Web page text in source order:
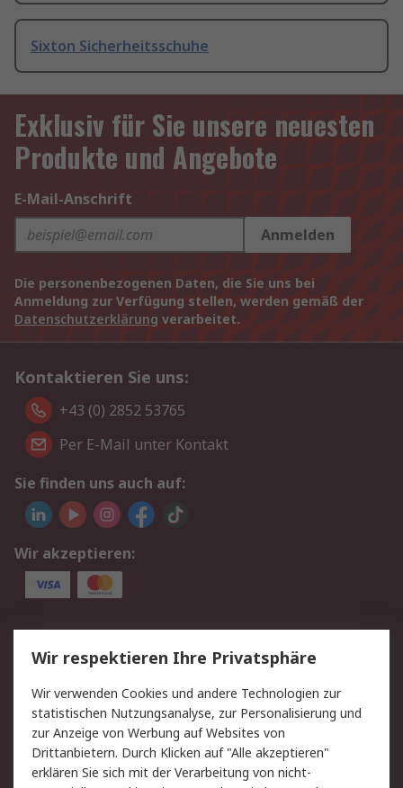
Sixton Sicherheitsschuhe
Exklusiv für Sie unsere neuesten
Produkte und Angebote
E-Mail-Anschrift
Anmelden
Die personenbezogenen Daten, die Sie uns bei
Anmeldung zur Verfügung stellen, werden gemäß der
Datenschutzerklärung verarbeitet.
Kontaktieren Sie uns:
+43 (0) 2852 53765
Per E-Mail unter Kontakt
Sie finden uns auch auf:
Wir akzeptieren:
Service
Value Added Services
Lieferlösungen
Rücksendung/Entsorgung Kontakt
Hilfe
Rechtliches
Wir respektieren Ihre Privatsphäre
Wir verwenden Cookies und andere Technologien zur
statistischen Nutzungsanalyse, zur Personalisierung und
zur Anzeige von Werbung auf Websites von
Drittanbietern. Durch Klicken auf "Alle akzeptieren"
erklären Sie sich mit der Verarbeitung von nicht-